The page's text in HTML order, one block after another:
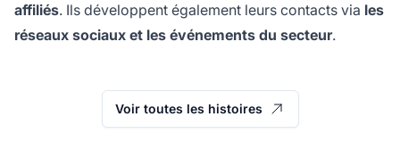
affiliés. Ils développent également leurs contacts via les
réseaux sociaux et les événements du secteur.
Voir toutes les histoires